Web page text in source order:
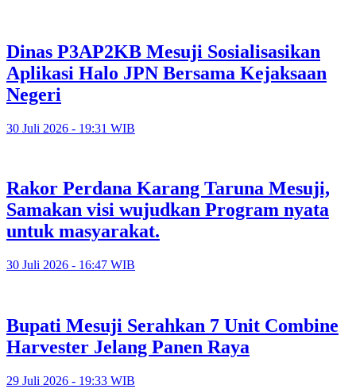
Dinas P3AP2KB Mesuji Sosialisasikan
Aplikasi Halo JPN Bersama Kejaksaan
Negeri
30 Juli 2026 - 19:31 WIB
Rakor Perdana Karang Taruna Mesuji,
Samakan visi wujudkan Program nyata
untuk masyarakat.
30 Juli 2026 - 16:47 WIB
Bupati Mesuji Serahkan 7 Unit Combine
Harvester Jelang Panen Raya
29 Juli 2026 - 19:33 WIB